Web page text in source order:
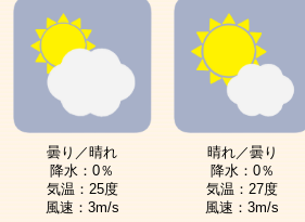
曇り／晴れ
降水：0％
気温：25度
風速：3m/s
晴れ／曇り
降水：0％
気温：27度
風速：3m/s